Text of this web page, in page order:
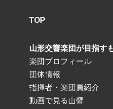
TOP
山形交響楽団が目指す
楽団プロフィール
団体情報
指揮者・楽団員紹介
動画で見る山響